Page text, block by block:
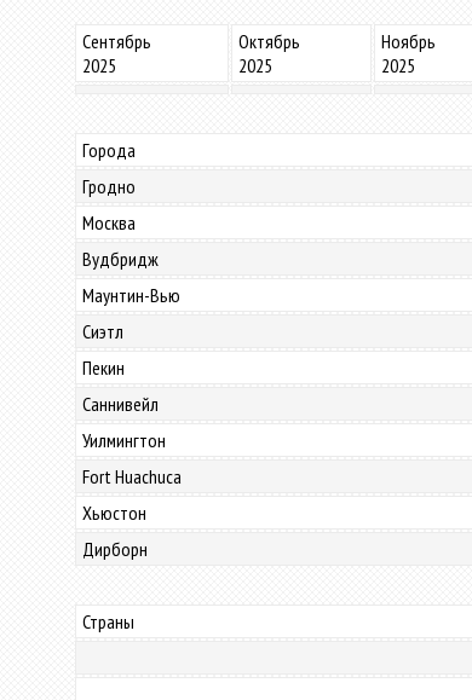
Сентябрь
2025
Октябрь
2025
Ноябрь
2025
Города
Гродно
Москва
Вудбридж
Маунтин-Вью
Сиэтл
Пекин
Саннивейл
Уилмингтон
Fort Huachuca
Хьюстон
Дирборн
Страны